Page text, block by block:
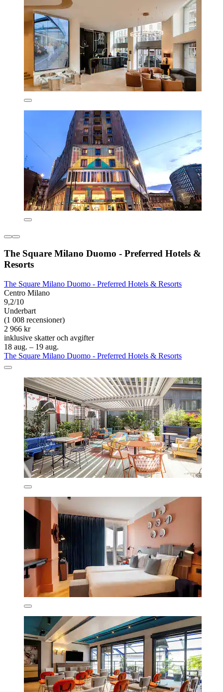
The Square Milano Duomo - Preferred Hotels &
Resorts
The Square Milano Duomo - Preferred Hotels & Resorts
Centro Milano
9,2/10
Underbart
(1 008 recensioner)
2 966 kr
inklusive skatter och avgifter
18 aug. – 19 aug.
The Square Milano Duomo - Preferred Hotels & Resorts